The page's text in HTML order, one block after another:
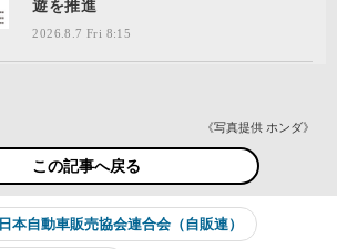
遊を推進
2026.8.7 Fri 8:15
《写真提供 ホンダ》
この記事へ戻る
日本自動車販売協会連合会（自販連）